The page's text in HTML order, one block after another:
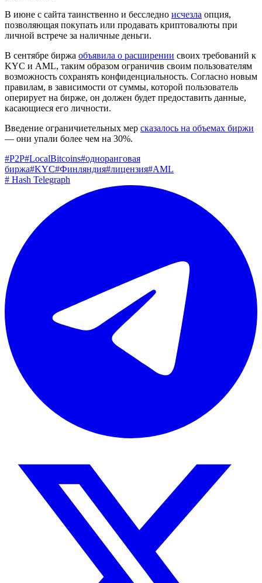
В июне с сайта таинственно и бесследно исчезла опция,
позволяющая покупать или продавать криптовалюты при
личной встрече за наличные деньги.
В сентябре биржа объявила о расширении своих требований к
KYC и AML, таким образом ограничив своим пользователям
возможность сохранять конфиденциальность. Согласно новым
правилам, в зависимости от суммы, которой пользователь
оперирует на бирже, он должен будет предоставить данные,
касающиеся его личности.
Введение ограничиетельных мер сказалось на объемах биржи
— они упали более чем на 30%.
#P2P#LocalBitcoins#одноранговая
биржа#KYC#Финляндия#лицензия#AML
# Hash Telegraph